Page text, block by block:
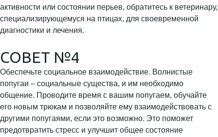
активности или состоянии перьев, обратитесь к ветеринару,
специализирующемуся на птицах, для своевременной
диагностики и лечения.
СОВЕТ №4
Обеспечьте социальное взаимодействие. Волнистые
попугаи – социальные существа, и им необходимо
общение. Проводите время с вашим попугаем, обучайте
его новым трюкам и позволяйте ему взаимодействовать с
другими попугаями, если это возможно. Это поможет
предотвратить стресс и улучшит общее состояние